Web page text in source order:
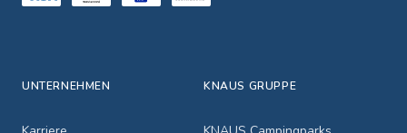
UNTERNEHMEN KNAUS GRUPPE